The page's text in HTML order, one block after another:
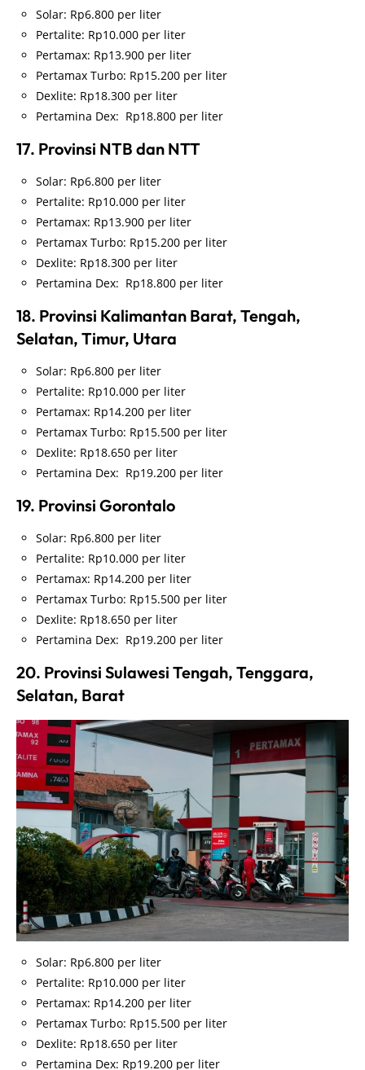
Solar: Rp6.800 per liter
Pertalite: Rp10.000 per liter
Pertamax: Rp13.900 per liter
Pertamax Turbo: Rp15.200 per liter
Dexlite: Rp18.300 per liter
Pertamina Dex: Rp18.800 per liter
17. Provinsi NTB dan NTT
Solar: Rp6.800 per liter
Pertalite: Rp10.000 per liter
Pertamax: Rp13.900 per liter
Pertamax Turbo: Rp15.200 per liter
Dexlite: Rp18.300 per liter
Pertamina Dex: Rp18.800 per liter
18. Provinsi Kalimantan Barat, Tengah,
Selatan, Timur, Utara
Solar: Rp6.800 per liter
Pertalite: Rp10.000 per liter
Pertamax: Rp14.200 per liter
Pertamax Turbo: Rp15.500 per liter
Dexlite: Rp18.650 per liter
Pertamina Dex: Rp19.200 per liter
19. Provinsi Gorontalo
Solar: Rp6.800 per liter
Pertalite: Rp10.000 per liter
Pertamax: Rp14.200 per liter
Pertamax Turbo: Rp15.500 per liter
Dexlite: Rp18.650 per liter
Pertamina Dex: Rp19.200 per liter
20. Provinsi Sulawesi Tengah, Tenggara,
Selatan, Barat
Solar: Rp6.800 per liter
Pertalite: Rp10.000 per liter
Pertamax: Rp14.200 per liter
Pertamax Turbo: Rp15.500 per liter
Dexlite: Rp18.650 per liter
Pertamina Dex: Rp19.200 per liter